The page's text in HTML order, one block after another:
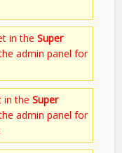
in theSuper
admin panel for
in theSuper
admin panel for